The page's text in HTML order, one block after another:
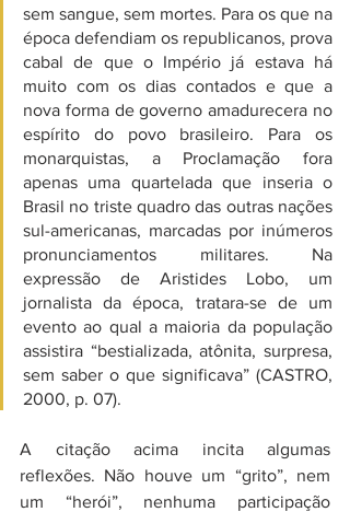
sem sangue, sem mortes. Para os que na
época defendiam os republicanos, prova
cabal de que o Império já estava há
muito com os dias contados e que a
nova forma de governo amadurecera no
espírito do povo brasileiro. Para os
monarquistas, a Proclamação fora
apenas uma quartelada que inseria o
Brasil no triste quadro das outras nações
sul-americanas, marcadas por inúmeros
pronunciamentos militares. Na
expressão de Aristides Lobo, um
jornalista da época, tratara-se de um
evento ao qual a maioria da população
assistira “bestializada, atônita, surpresa,
sem saber o que significava” (CASTRO,
2000, p. 07).
A citação acima incita algumas
reflexões. Não houve um “grito”, nem
um “herói”, nenhuma participação